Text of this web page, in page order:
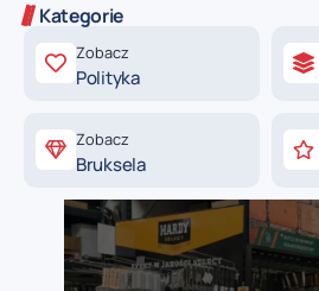
Kategorie
Zobacz
Polityka
Zobacz
Bruksela